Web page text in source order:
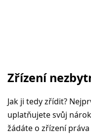
Zřízení
Jak ji tedy zřídit?
uplatňujete svůj nárok
žádáte o zřízení